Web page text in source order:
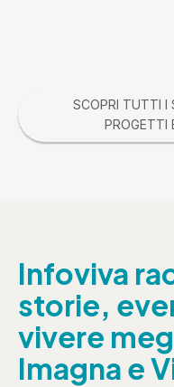
SCOPRI TUTTI I
PROGETTI
Infoviva
storie,
vivere
Imagna e